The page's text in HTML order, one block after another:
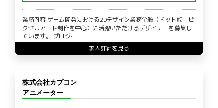
業務内容 ゲーム開発における2Dデザイン業務全般（ドット絵・ピ
クセルアート制作を中心）に活躍いただけるデザイナーを募集し
ています。 プロジ…
求人詳細を見る
株式会社カプコン
アニメーター